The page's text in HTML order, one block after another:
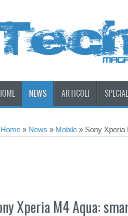
NEWS ARTICOLI
Home » News » Mobile » Sony Xperia
Xperia M4 Aqua: